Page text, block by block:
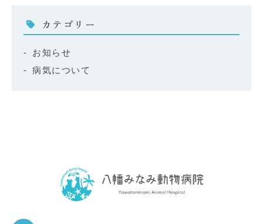
カテゴリー
お知らせ
病気について